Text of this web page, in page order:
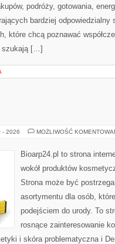
podróży, gotowania,
bardziej odpowiedzialny
które chcą poznawać
szukają […]
- 2026 MOŻLIWOŚĆ
Bioarp24.pl to strona
wokół produktów
Strona może być
asortymentu dla osób,
podejściem do urody. To
rosnące zainteresowanie
i skóra problematyczna i